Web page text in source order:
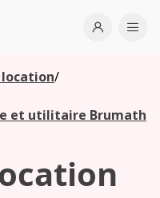
Open
location/
et utilitaire Brumath